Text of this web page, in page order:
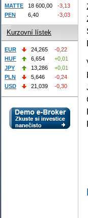
MATTE
18 600,00
-3,13
PEN
6,40 -3,03
Kurzovní lístek
EUR 24,265
-0,22
HUF
6,654
+0,01
JPY
13,286
+0,01
PLN
5,646
-0,24
USD
21,039 -0,30